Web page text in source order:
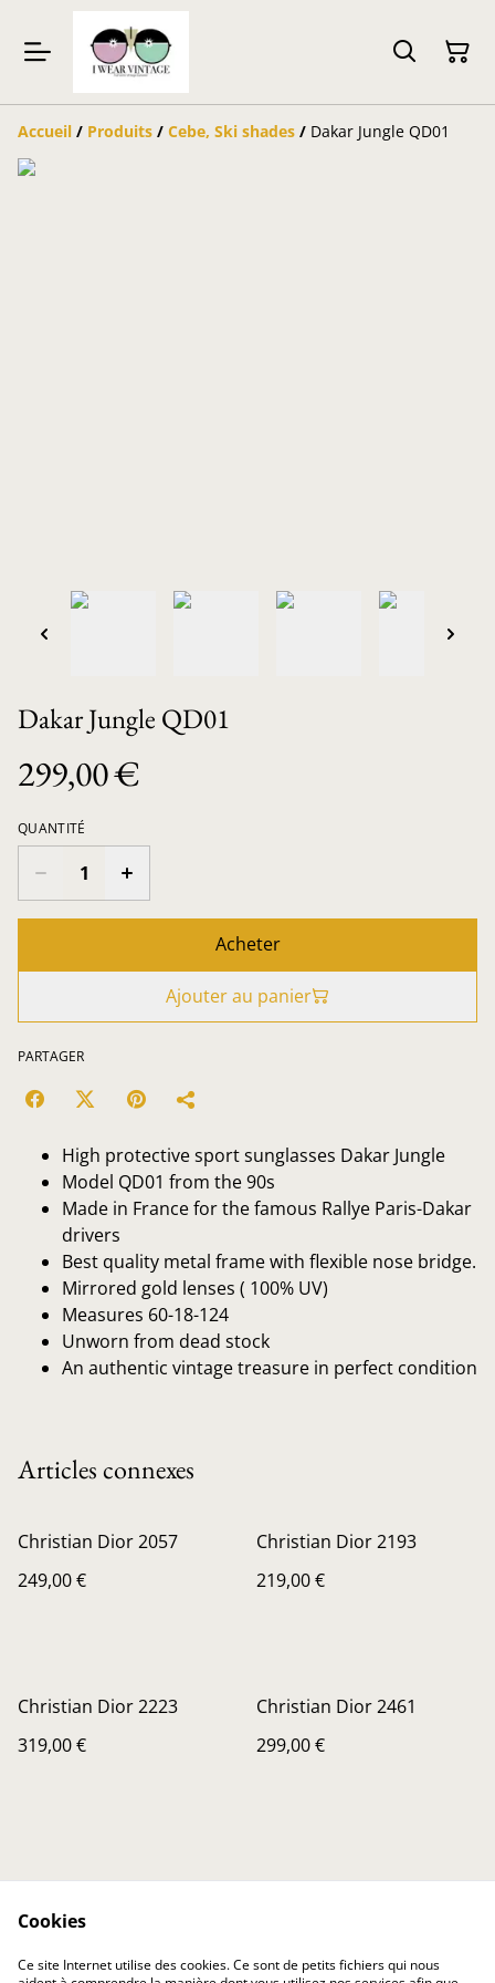
Accueil / Produits / Cebe, Ski shades / Dakar Jungle QD01
Dakar Jungle QD01
299,00 €
QUANTITÉ
Acheter
Ajouter au panier
PARTAGER
High protective sport sunglasses Dakar Jungle
Model QD01 from the 90s
Made in France for the famous Rallye Paris-Dakar
drivers
Best quality metal frame with flexible nose bridge.
Mirrored gold lenses ( 100% UV)
Measures 60-18-124
Unworn from dead stock
An authentic vintage treasure in perfect condition
Articles connexes
Christian Dior 2057
249,00 €
Christian Dior 2193
219,00 €
Christian Dior 2223
319,00 €
Christian Dior 2461
299,00 €
Politique de
Politique de cookies
Cookies
Ce site Internet utilise des cookies. Ce sont de petits fichiers qui nous